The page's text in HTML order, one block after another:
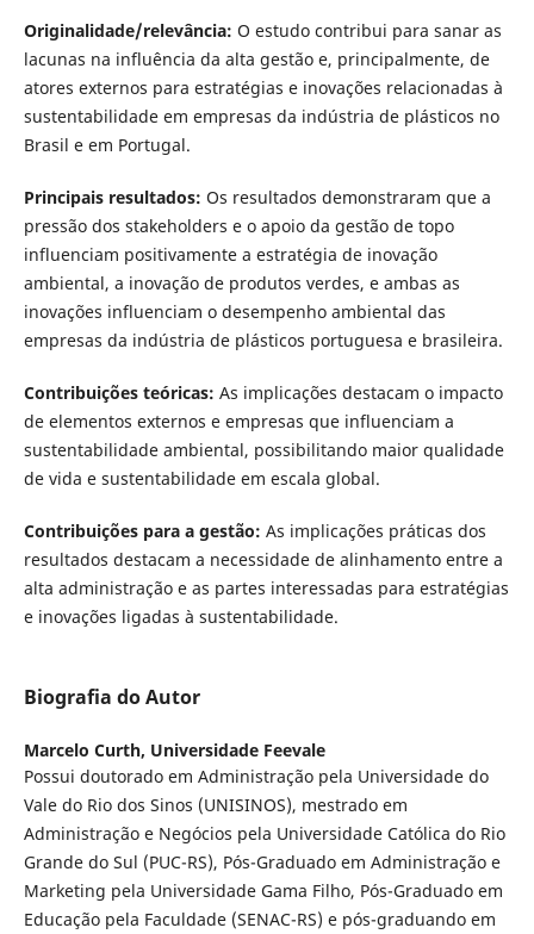
Originalidade/relevância: O estudo contribui para sanar as
lacunas na influência da alta gestão e, principalmente, de
atores externos para estratégias e inovações relacionadas à
sustentabilidade em empresas da indústria de plásticos no
Brasil e em Portugal.
Principais resultados: Os resultados demonstraram que a
pressão dos stakeholders e o apoio da gestão de topo
influenciam positivamente a estratégia de inovação
ambiental, a inovação de produtos verdes, e ambas as
inovações influenciam o desempenho ambiental das
empresas da indústria de plásticos portuguesa e brasileira.
Contribuições teóricas: As implicações destacam o impacto
de elementos externos e empresas que influenciam a
sustentabilidade ambiental, possibilitando maior qualidade
de vida e sustentabilidade em escala global.
Contribuições para a gestão: As implicações práticas dos
resultados destacam a necessidade de alinhamento entre a
alta administração e as partes interessadas para estratégias
e inovações ligadas à sustentabilidade.
Biografia do Autor
Marcelo Curth, Universidade Feevale
Possui doutorado em Administração pela Universidade do
Vale do Rio dos Sinos (UNISINOS), mestrado em
Administração e Negócios pela Universidade Católica do Rio
Grande do Sul (PUC-RS), Pós-Graduado em Administração e
Marketing pela Universidade Gama Filho, Pós-Graduado em
Educação pela Faculdade (SENAC-RS) e pós-graduando em